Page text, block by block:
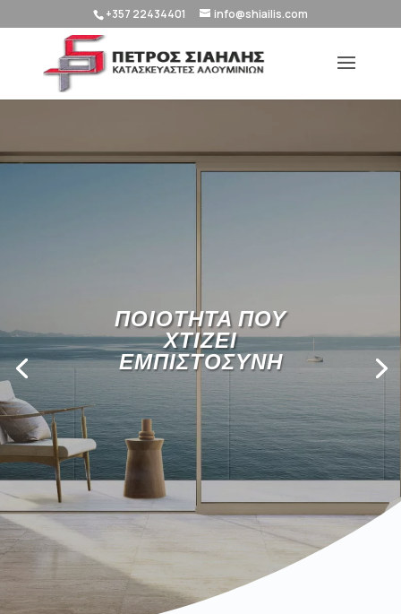
+357 22434401 info@shiailis.com
ΠΟΙΟΤΗΤΑ ΠΟΥ
ΧΤΙΖΕΙ
ΕΜΠΙΣΤΟΣΥΝΗ